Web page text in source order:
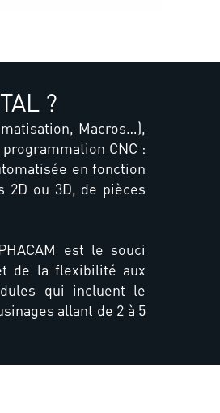
?
Macros…),
CNC :
en fonction
2D ou 3D, de pièces
est le souci
de la flexibilité aux
qui incluent le
allant de 2 à 5